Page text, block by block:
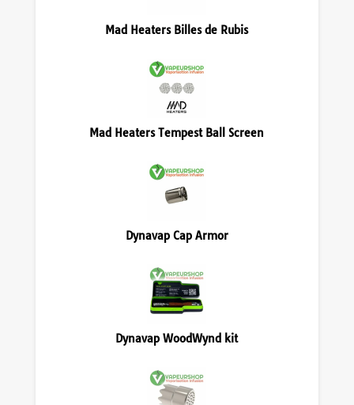
Mad Heaters Billes de Rubis
Mad Heaters Tempest Ball Screen
Dynavap Cap Armor
Dynavap WoodWynd kit